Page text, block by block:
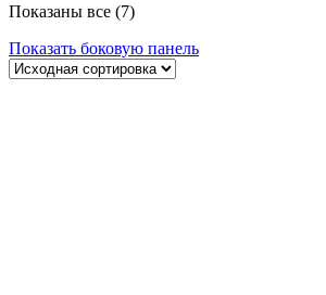
Показаны все (7)
Показать боковую панель